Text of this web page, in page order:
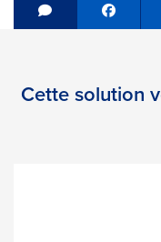
Share
Cette solution